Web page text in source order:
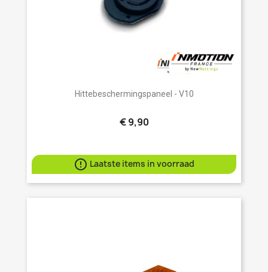
Hittebeschermingspaneel - V10
€ 9,90
 Laatste items in voorraad